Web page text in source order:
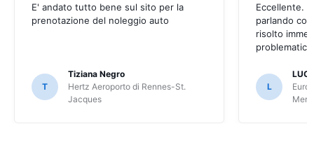
E' andato tutto bene sul sito per la
prenotazione del noleggio auto
T
Tiziana Negro
Hertz Aeroporto di Rennes-St.
Jacques
Eccellente.
parlando
risolto
L